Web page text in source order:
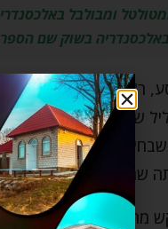
ומבולבל
בשוק שם
ר' יהודה אליעזר היו
שבועות והצטרפו
לשמו הגדול יתברך
שהוא זכה לחידוש תורה
מהרב של אלכסנדריה,